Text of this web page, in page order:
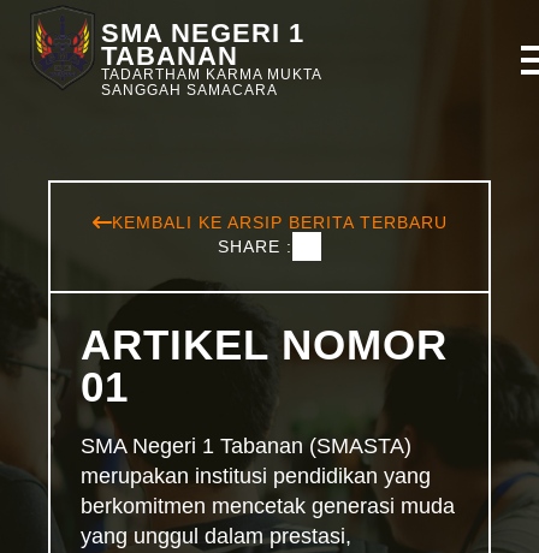
SMA NEGERI 1
TABANAN
TADARTHAM KARMA MUKTA
SANGGAH SAMACARA
KEMBALI KE ARSIP BERITA TERBARU
SHARE :
ARTIKEL NOMOR
01
SMA Negeri 1 Tabanan (SMASTA)
merupakan institusi pendidikan yang
berkomitmen mencetak generasi muda
yang unggul dalam prestasi,